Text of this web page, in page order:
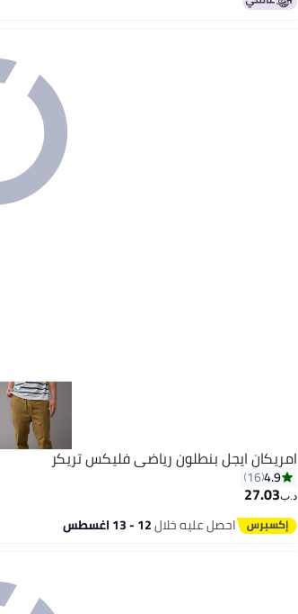
امريكان ايجل بنطلون رياضي فليكس تريكر
4.9
16
د.ب‏27.03
احصل عليه خلال12 - 13 اغسطس